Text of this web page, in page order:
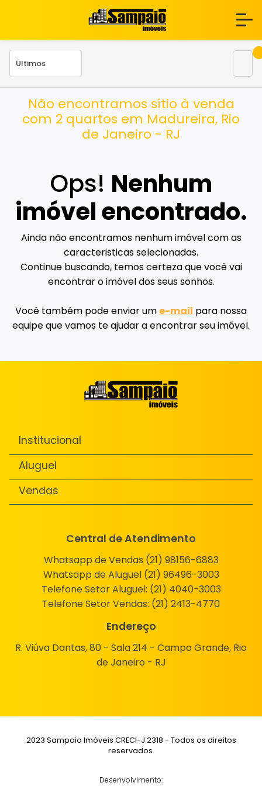
Não encontramos sítio à venda
com 2 quartos em Madureira, Rio
de Janeiro - RJ
Ops! Nenhum
imóvel encontrado.
Ainda não encontramos nenhum imóvel com as
caracteristicas selecionadas.
Continue buscando, temos certeza que você vai
encontrar o imóvel dos seus sonhos.
Você também pode enviar um e-mail para nossa
equipe que vamos te ajudar a encontrar seu imóvel.
Institucional
Aluguel
Vendas
Central de Atendimento
Whatsapp de Vendas (21) 98156-6883
Whatsapp de Aluguel (21) 96496-3003
Telefone Setor Aluguel: (21) 4040-3003
Telefone Setor Vendas: (21) 2413-4770
Endereço
R. Viúva Dantas, 80 - Sala 214 - Campo Grande, Rio
de Janeiro - RJ
2023 Sampaio Imóveis CRECI-J 2318 - Todos os direitos
reservados.
Desenvolvimento: